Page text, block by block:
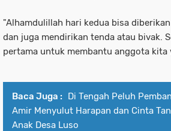
"Alhamdulillah hari kedua bisa
dan juga mendirikan tenda atau bivak.
pertama untuk membantu anggota kita
Baca Juga : Di Tengah Peluh
Amir Menyulut Harapan dan Cinta
Anak Desa Luso